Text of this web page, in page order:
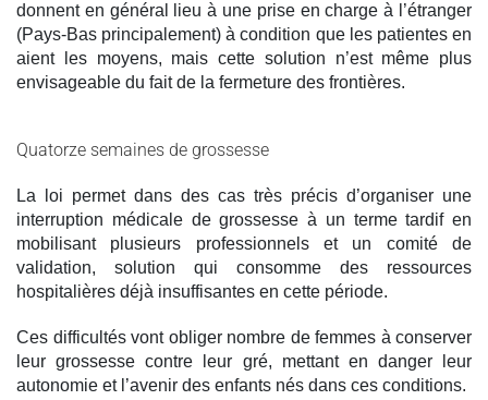
donnent en général lieu à une prise en charge à l’étranger
(Pays-Bas principalement) à condition que les patientes en
aient les moyens, mais cette solution n’est même plus
envisageable du fait de la fermeture des frontières.
Quatorze semaines de grossesse
La loi permet dans des cas très précis d’organiser une
interruption médicale de grossesse à un terme tardif en
mobilisant plusieurs professionnels et un comité de
validation, solution qui consomme des ressources
hospitalières déjà insuffisantes en cette période.
Ces difficultés vont obliger nombre de femmes à conserver
leur grossesse contre leur gré, mettant en danger leur
autonomie et l’avenir des enfants nés dans ces conditions.